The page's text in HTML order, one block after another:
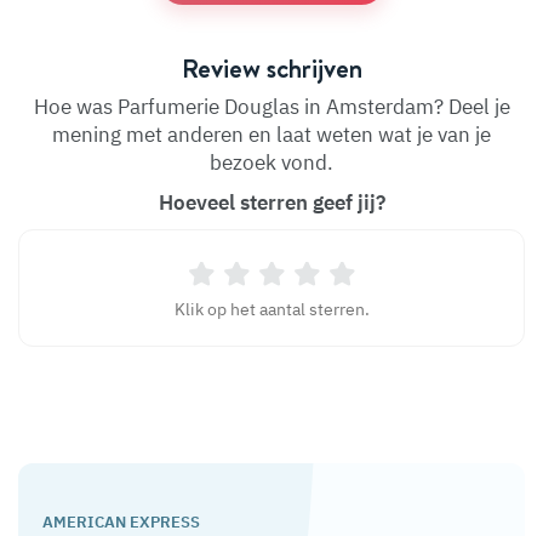
Review schrijven
Hoe was Parfumerie Douglas in Amsterdam? Deel je
mening met anderen en laat weten wat je van je
bezoek vond.
Hoeveel sterren geef jij?
Klik op het aantal sterren.
AMERICAN EXPRESS